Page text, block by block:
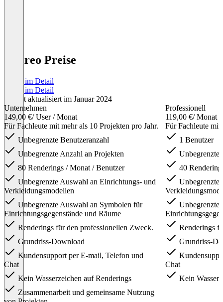
Cedreo Preise
Preise im Detail
Preise im Detail
Zuletzt aktualisiert im Januar 2024
Unternehmen
149,00 €/ User / Monat
Für Fachleute mit mehr als 10 Projekten pro Jahr.
Unbegrenzte Benutzeranzahl
Unbegrenzte Anzahl an Projekten
80 Renderings / Monat / Benutzer
Unbegrenzte Auswahl an Einrichtungs- und
Verkleidungsmodellen
Unbegrenzte Auswahl an Symbolen für
Einrichtungsgegenstände und Räume
Renderings für den professionellen Zweck.
Grundriss-Download
Kundensupport per E-mail, Telefon und
Chat
Kein Wasserzeichen auf Renderings
Zusammenarbeit und gemeinsame Nutzung
Professionell
119,00 €/ Monat
Für Fachleute mit
1 Benutzer
Unbegrenzte
40
Unbegrenzte
Unbegrenzte
Renderings
Grundriss-
Chat
Kein